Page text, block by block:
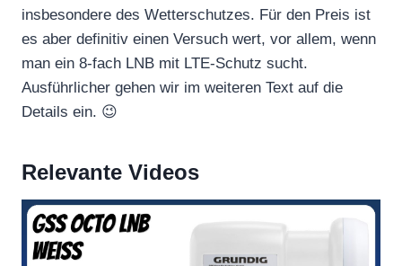
insbesondere des Wetterschutzes. Für den Preis ist
es aber definitiv einen Versuch wert, vor allem, wenn
man ein 8-fach LNB mit LTE-Schutz sucht.
Ausführlicher gehen wir im weiteren Text auf die
Details ein. 😉
Relevante Videos